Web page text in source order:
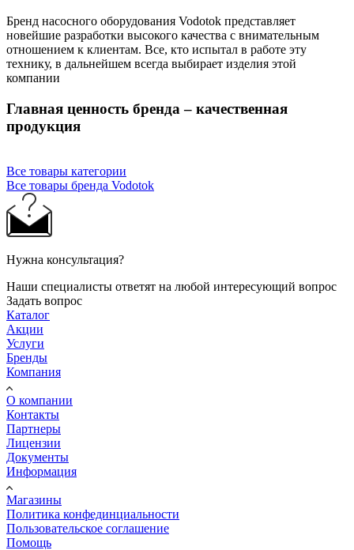
Бренд насосного оборудования Vodotok представляет
новейшие разработки высокого качества с внимательным
отношением к клиентам. Все, кто испытал в работе эту
технику, в дальнейшем всегда выбирает изделия этой
компании
Главная ценность бренда – качественная
продукция
Все товары категории
Все товары бренда Vodotok
Нужна консультация?
Наши специалисты ответят на любой интересующий вопрос
Задать вопрос
Каталог
Акции
Услуги
Бренды
Компания
О компании
Контакты
Партнеры
Лицензии
Документы
Информация
Магазины
Политика конфединциальности
Пользовательское соглашение
Помощь